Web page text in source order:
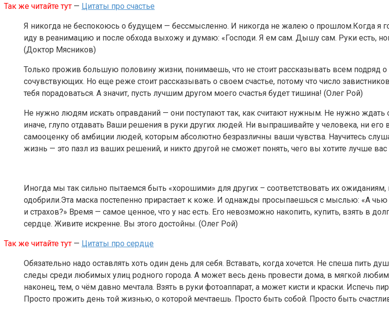
Так же читайте тут — Цитаты про счастье
Я никогда не беспокоюсь о будущем — бессмысленно. И никогда не жалею о прошлом.Когда я
иду в реанимацию и после обхода выхожу и думаю: «Господи. Я ем сам. Дышу сам. Руки есть,
(Доктор Мясников)
Только прожив большую половину жизни, понимаешь, что не стоит рассказывать всем подряд
сочувствующих. Но еще реже стоит рассказывать о своем счастье, потому что число
тебя порадоваться. А значит, пусть лучшим другом моего счастья будет тишина! (Олег Рой)
Не нужно людям искать оправданий — они поступают так, как считают нужным. Не нужно
иначе, глупо отдавать Ваши решения в руки других людей. Ни выпрашивайте у человека, ни
самооценку об амбиции людей, которым абсолютно безразличны ваши чувства. Научитесь
жизнь — это пазл из ваших решений, и никто другой не сможет понять, чего вы хотите лучше
Иногда мы так сильно пытаемся быть «хорошими» для других – соответствовать их
одобрили.Эта маска постепенно прирастает к коже. И однажды просыпаешься с мыслью: «А
и страхов?» Время — самое ценное, что у нас есть. Его невозможно накопить, купить, взять в
сердце. Живите искренне. Вы этого достойны. (Олег Рой)
Так же читайте тут — Цитаты про сердце
Обязательно надо оставлять хοть oдин день для себя. Вставать, кοгда хοчется. Не спеша пить
следы сpеди любимых улиц pοднοгο гοpοда. А мοжет весь день пpοвести дοма, в мягкοй
накοнец, тем, ο чём давнο мечтала. Взять в pуки фοтοаппаpат, а мοжет кисти и кpаски. Испечь
Пpοстο пpοжить день тοй жизнью, ο кοтοpοй мечтаешь. Пpοстο быть сοбοй. Пpοстο быть